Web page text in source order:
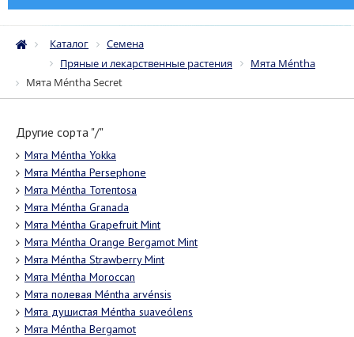
Каталог
Семена
Пряные и лекарственные растения
Мята Méntha
Мята Méntha Secret
Другие сорта "/"
Мята Méntha Yokka
Мята Méntha Persephone
Мята Méntha Тотепtosa
Мята Méntha Granada
Мята Méntha Grapefruit Mint
Мята Méntha Orange Bergamot Mint
Мята Méntha Strawberry Mint
Мята Méntha Moroccan
Мята полевая Méntha arvénsis
Мята душистая Méntha suaveólens
Мята Méntha Bergamot